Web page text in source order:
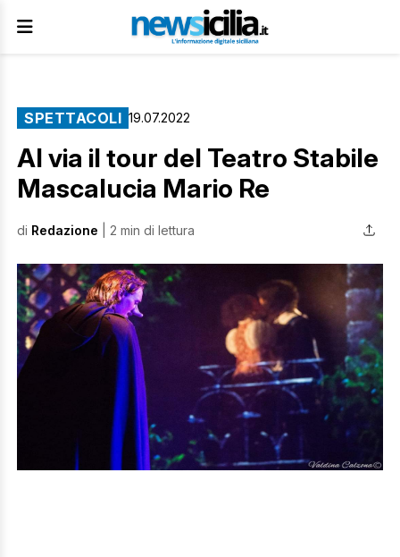
SPETTACOLI 19.07.2022
Al via il tour del Teatro Stabile
Mascalucia Mario Re
di Redazione | 2 min di lettura